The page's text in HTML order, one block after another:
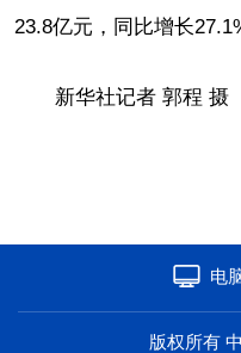
23.8亿元，同比增长
新华社记者 郭程 摄
电
版权所有